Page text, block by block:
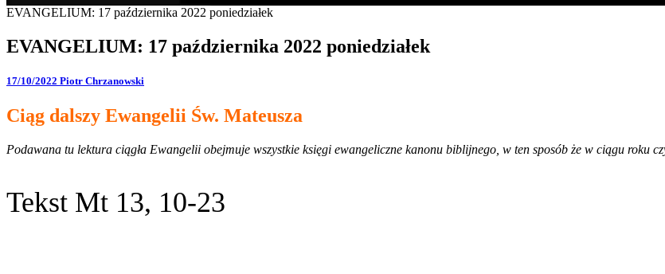
EVANGELIUM: 17 października 2022 poniedziałek
EVANGELIUM: 17 października 2022 poniedziałek
17/10/2022 Piotr Chrzanowski
Ciąg dalszy Ewangelii Św. Mateusza
Podawana tu lektura ciągła Ewangelii obejmuje wszystkie księgi ewangeliczne kanonu biblijnego, w ten sposób że w ciągu roku
Tekst Mt 13, 10-23